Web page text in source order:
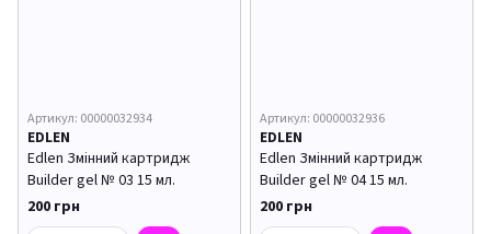
Артикул: 00000032934
EDLEN
Edlen Змінний картридж
Builder gel № 03 15 мл.
200 грн
Артикул: 00000032936
EDLEN
Edlen Змінний картридж
Builder gel № 04 15 мл.
200 грн